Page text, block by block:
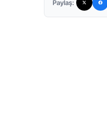
Paylaş: